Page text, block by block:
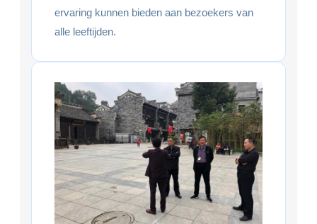
ervaring kunnen bieden aan bezoekers van
alle leeftijden.